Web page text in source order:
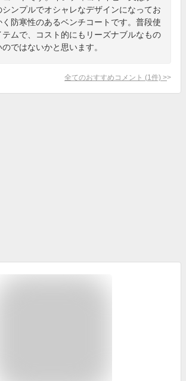
ンプルでオシャレなデザインになってお
く防寒性のあるベンチコートです。普段使
テムで、コスト的にもリーズナブルなもの
ではないかと思います。
全てのおすすめコメント (1 件) >